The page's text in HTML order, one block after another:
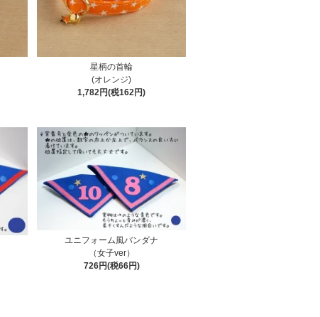
星柄の首輪
(オレンジ)
1,782円(税162円)
ユニフォーム風バンダナ
（女子ver）
726円(税66円)